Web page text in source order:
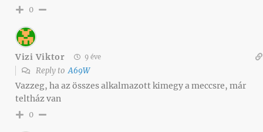
0
Vizi Viktor 9 éve
Reply toA69W
Vazzeg, ha az összes alkalmazott kimegy a meccsre, már
teltház van
0